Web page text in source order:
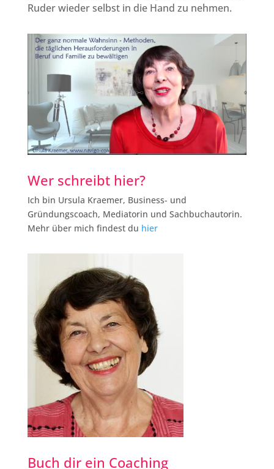
Ruder wieder selbst in die Hand zu nehmen.
Wer schreibt hier?
Ich bin Ursula Kraemer, Business- und
Gründungscoach, Mediatorin und Sachbuchautorin.
Mehr über mich findest du hier
Buch dir ein Coaching